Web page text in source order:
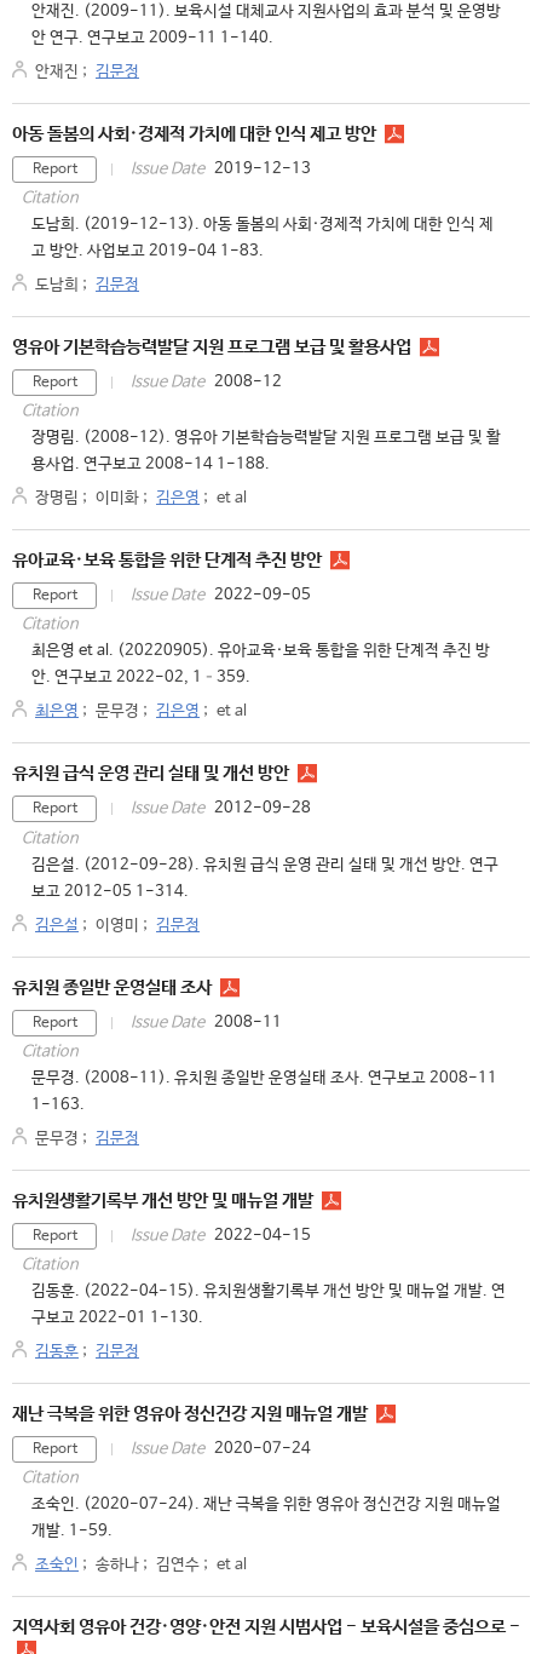
안재진. (2009-11). 보육시설 대체교사 지원사업의 효과 분석 및 운영방
안 연구. 연구보고 2009-11 1-140.
안재진 ; 김문정
아동 돌봄의 사회·경제적 가치에 대한 인식 제고 방안
Report Issue Date 2019-12-13
Citation
도남희. (2019-12-13). 아동 돌봄의 사회·경제적 가치에 대한 인식 제
고 방안. 사업보고 2019-04 1-83.
도남희 ; 김문정
영유아 기본학습능력발달 지원 프로그램 보급 및 활용사업
Report Issue Date 2008-12
Citation
장명림. (2008-12). 영유아 기본학습능력발달 지원 프로그램 보급 및 활
용사업. 연구보고 2008-14 1-188.
장명림 ; 이미화 ; 김은영 ; et al
유아교육·보육 통합을 위한 단계적 추진 방안
Report Issue Date 2022-09-05
Citation
최은영 et al. (20220905). 유아교육·보육 통합을 위한 단계적 추진 방
안. 연구보고 2022-02, 1–359.
최은영 ; 문무경 ; 김은영 ; et al
유치원 급식 운영 관리 실태 및 개선 방안
Report Issue Date 2012-09-28
Citation
김은설. (2012-09-28). 유치원 급식 운영 관리 실태 및 개선 방안. 연구
보고 2012-05 1-314.
김은설 ; 이영미 ; 김문정
유치원 종일반 운영실태 조사
Report Issue Date 2008-11
Citation
문무경. (2008-11). 유치원 종일반 운영실태 조사. 연구보고 2008-11
1-163.
문무경 ; 김문정
유치원생활기록부 개선 방안 및 매뉴얼 개발
Report Issue Date 2022-04-15
Citation
김동훈. (2022-04-15). 유치원생활기록부 개선 방안 및 매뉴얼 개발. 연
구보고 2022-01 1-130.
김동훈 ; 김문정
재난 극복을 위한 영유아 정신건강 지원 매뉴얼 개발
Report Issue Date 2020-07-24
Citation
조숙인. (2020-07-24). 재난 극복을 위한 영유아 정신건강 지원 매뉴얼
개발. 1-59.
조숙인 ; 송하나 ; 김연수 ; et al
지역사회 영유아 건강·영양·안전 지원 시범사업 - 보육시설을 중심으로 -